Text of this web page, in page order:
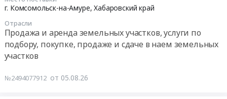
г. Комсомольск-на-Амуре,Хабаровский край
Отрасли
Продажа и аренда земельных участков, услуги по
подбору, покупке, продаже и сдаче в наем земельных
участков
№2494077912 от 05.08.26